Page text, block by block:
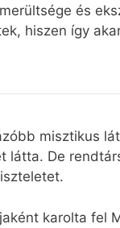
és
hiszen így
misztikus
látta. De
karolta fel